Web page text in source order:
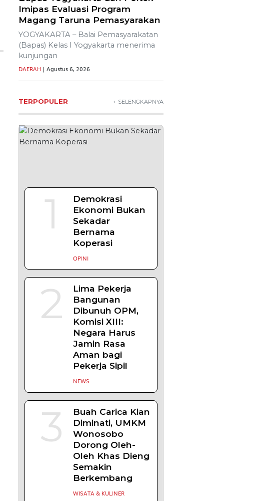
Bapas Yogyakarta dan Poltek
Imipas Evaluasi Program
Magang Taruna Pemasyarakan
YOGYAKARTA – Balai Pemasyarakatan
(Bapas) Kelas I Yogyakarta menerima
1
Demokrasi
Ekonomi Bukan
Sekadar
Bernama
2
Lima Pekerja
Bangunan
Dibunuh OPM,
Komisi XIII:
Negara Harus
Jamin Rasa
Aman bagi
3
Buah Carica Kian
Diminati, UMKM
Wonosobo
Dorong Oleh-
Oleh Khas Dieng
Semakin
Berkembang